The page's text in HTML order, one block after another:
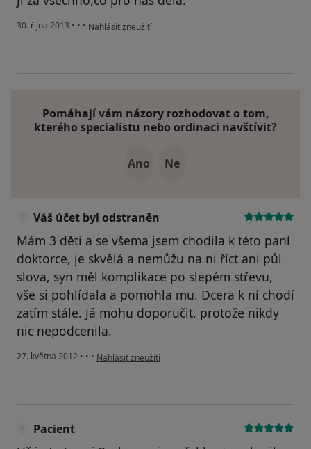
30. října 2013 • • • podle názoru uživatele Váš účet byl odstraněn
Nahlásit zneužití
Pomáhají vám názory rozhodovat o tom,
kterého specialistu nebo ordinaci navštívit?
Ano Ne
Váš účet byl odstraněn
Mám 3 děti a se všema jsem chodila k této paní
doktorce, je skvělá a nemůžu na ni říct ani půl
slova, syn měl komplikace po slepém střevu,
vše si pohlídala a pomohla mu. Dcera k ní chodí
zatím stále. Já mohu doporučit, protože nikdy
nic nepodcenila.
27. května 2012 • • • podle názoru uživatele Váš účet byl odstraněn
Nahlásit zneužití
Pacient